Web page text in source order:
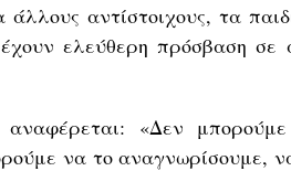
άλλους αντίστοιχους, τα
ελεύθερη πρόσβαση σε
«Δεν
να το αναγνωρίσουμε,